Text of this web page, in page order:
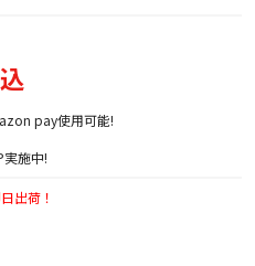
pay使用可能!
施中!
出荷！